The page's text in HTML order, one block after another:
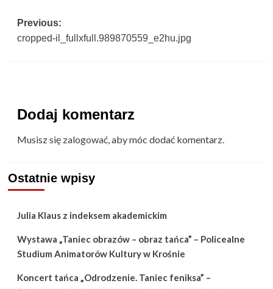
Post
navigation
Previous:
cropped-il_fullxfull.989870559_e2hu.jpg
Dodaj komentarz
Musisz się zalogować, aby móc dodać komentarz.
Ostatnie wpisy
Julia Klaus z indeksem akademickim
Wystawa „Taniec obrazów – obraz tańca” – Policealne
Studium Animatorów Kultury w Krośnie
Koncert tańca „Odrodzenie. Taniec feniksa” –